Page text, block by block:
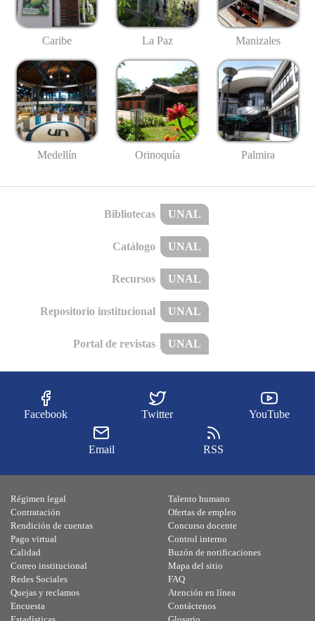
Caribe La Paz Manizales
Medellín Orinoquía Palmira
Bibliotecas UNAL
Catálogo UNAL
Recursos UNAL
Repositorio institucional UNAL
Portal de revistas UNAL
Facebook Twitter YouTube
Email RSS
Régimen legal
Contratación
Rendición de cuentas
Pago virtual
Calidad
Talento humano
Ofertas de empleo
Concurso docente
Control interno
Buzón de notificaciones
Correo institucional
Redes Sociales
Quejas y reclamos
Encuesta
Mapa del sitio
FAQ
Atención en línea
Contáctenos